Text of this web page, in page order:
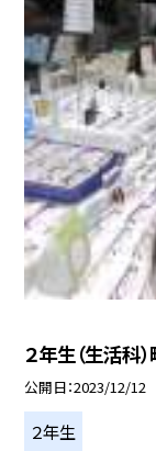
２年生（生活科
公開日 2023/12/12
２年生